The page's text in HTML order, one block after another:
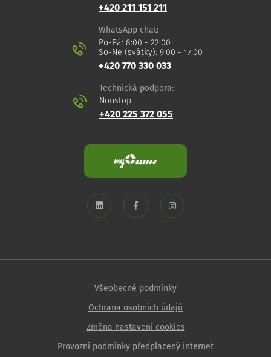
+420 211 151 211
WhatsApp chat:
Po-Pá: 8:00 - 22:00
So-Ne (svátky): 9:00 - 17:00
+420 770 330 033
Technická podpora:
Nonstop
+420 225 372 055
Všeobecné podmínky
Ochrana osobních údajů
Změna nastavení cookies
Provozní podmínky předplacený internet